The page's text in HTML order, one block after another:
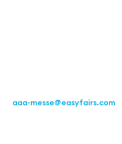
aaa-messe@easyfairs.com